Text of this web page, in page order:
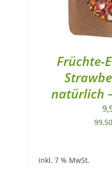
Früchte-
natürlich
99,50
inkl. 7 % MwSt.